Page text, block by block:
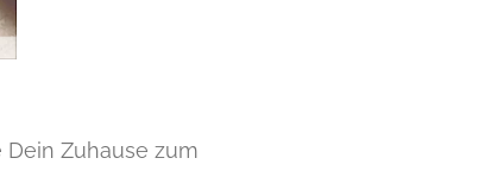
Zuhause zum